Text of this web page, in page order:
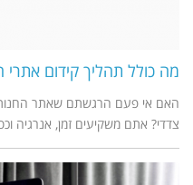
מה כולל תהליך קידום
האם אי פעם הרגשתם שאתר
צדדי? אתם משקיעים זמן, אנרגיה